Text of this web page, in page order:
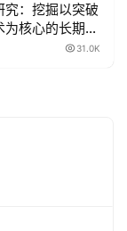
究：挖掘以突破
核心的长期投
31.0K